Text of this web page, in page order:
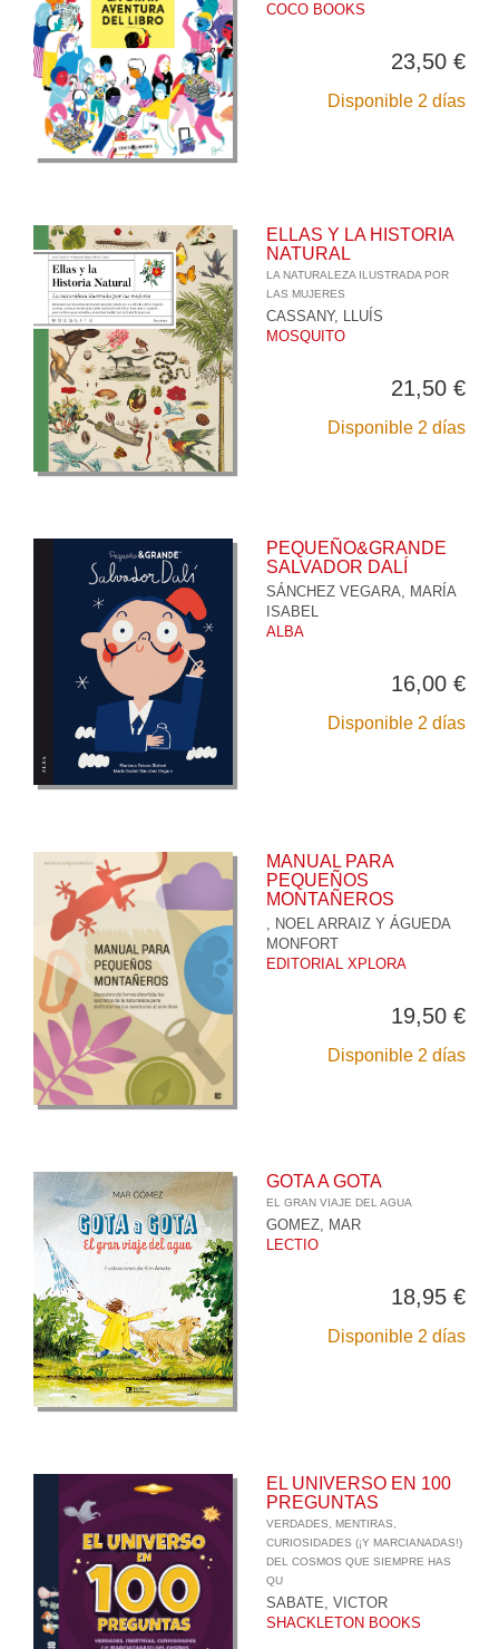
COCO BOOKS
23,50 €
Disponible 2 días
ELLAS Y LA HISTORIA
NATURAL
LA NATURALEZA ILUSTRADA POR
LAS MUJERES
CASSANY, LLUÍS
MOSQUITO
21,50 €
Disponible 2 días
PEQUEÑO&GRANDE
SALVADOR DALÍ
SÁNCHEZ VEGARA, MARÍA
ISABEL
ALBA
16,00 €
Disponible 2 días
MANUAL PARA
PEQUEÑOS
MONTAÑEROS
, NOEL ARRAIZ Y ÁGUEDA
MONFORT
EDITORIAL XPLORA
19,50 €
Disponible 2 días
GOTA A GOTA
EL GRAN VIAJE DEL AGUA
GOMEZ, MAR
LECTIO
18,95 €
Disponible 2 días
EL UNIVERSO EN 100
PREGUNTAS
VERDADES, MENTIRAS,
CURIOSIDADES (¡Y MARCIANADAS!)
DEL COSMOS QUE SIEMPRE HAS
QU
SABATE, VICTOR
SHACKLETON BOOKS